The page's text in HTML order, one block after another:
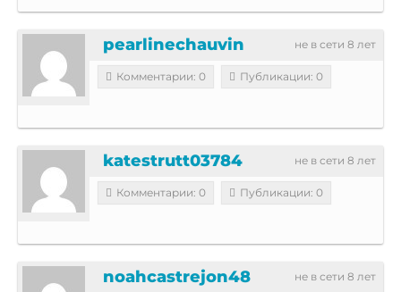
не в сети 8 лет
pearlinechauvin
Комментарии: 0 Публикации: 0
не в сети 8 лет
katestrutt03784
Комментарии: 0 Публикации: 0
не в сети 8 лет
noahcastrejon48